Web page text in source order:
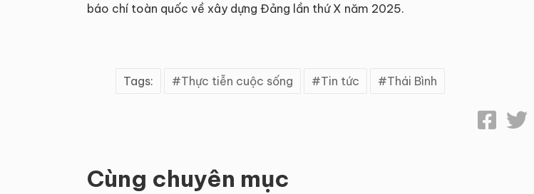
báo chí toàn quốc về xây dựng Đảng lần thứ X năm 2025.
Tags: Thực tiễn cuộc sống Tin tức Thái Bình
Cùng chuyên mục